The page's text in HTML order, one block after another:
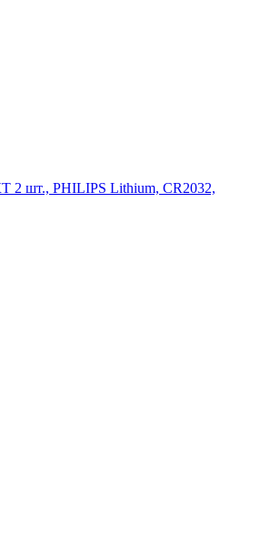
шт., PHILIPS Lithium, CR2032,